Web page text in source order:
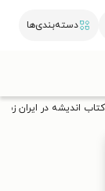
دسته‌بندی‌ها
کتاب اندیشه در ایران